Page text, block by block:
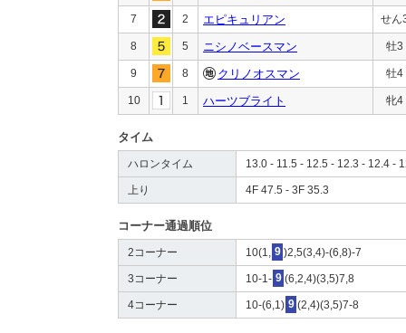
7 2 エピキュリアン せん
8 5 ニシノベースマン 牡3
9 8 クリノオスマン 牡4
10 1 ハーツブライト 牝4
タイム
ハロンタイム 13.0 - 11.5 - 12.5 - 12.3 - 12.4 -
上り 4F 47.5 - 3F 35.3
コーナー通過順位
2コーナー 10(1, 9 )2,5(3,4)-(6,8)-7
3コーナー 10-1- 9 (6,2,4)(3,5)7,8
4コーナー 10-(6,1) 9 (2,4)(3,5)7-8